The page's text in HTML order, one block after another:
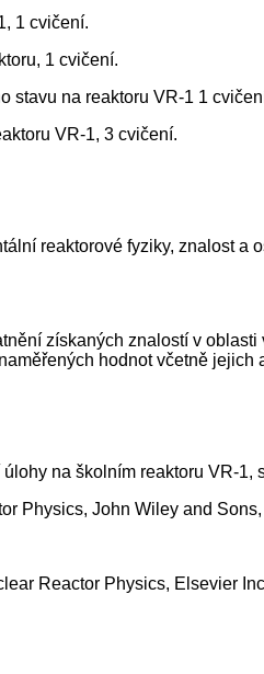
1 cvičení.
1 cvičení.
stavu na reaktoru VR-1 1
VR-1, 3 cvičení.
reaktorové fyziky, znalost
získaných znalostí v
hodnot včetně jejich
na školním reaktoru VR-1,
Physics, John Wiley and
Reactor Physics, Elsevier